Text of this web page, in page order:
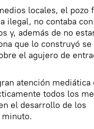
locales, el pozo
ilegal, no contaba
y, además de no
que lo construyó
el agujero de
atención mediática
todos los
el desarrollo de los